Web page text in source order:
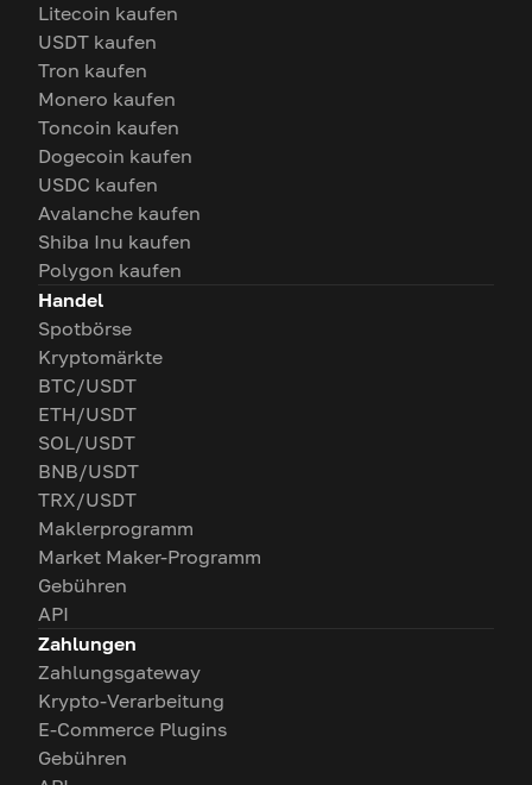
Litecoin kaufen
USDT kaufen
Tron kaufen
Monero kaufen
Toncoin kaufen
Dogecoin kaufen
USDC kaufen
Avalanche kaufen
Shiba Inu kaufen
Polygon kaufen
Handel
Spotbörse
Kryptomärkte
BTC/USDT
ETH/USDT
SOL/USDT
BNB/USDT
TRX/USDT
Maklerprogramm
Market Maker-Programm
Gebühren
API
Zahlungen
Zahlungsgateway
Krypto-Verarbeitung
E-Commerce Plugins
Gebühren